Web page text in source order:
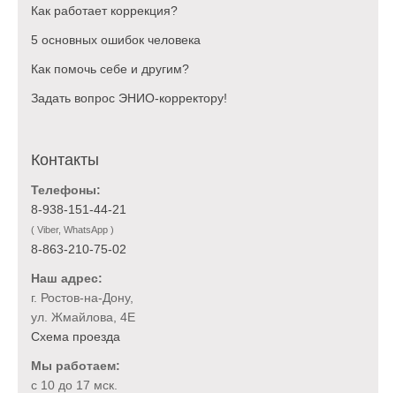
Как работает коррекция?
5 основных ошибок человека
Как помочь себе и другим?
Задать вопрос ЭНИО-корректору!
Контакты
Телефоны:
8-938-151-44-21
( Viber, WhatsApp )
8-863-210-75-02
Наш адрес:
г. Ростов-на-Дону,
ул. Жмайлова, 4Е
Схема проезда
Мы работаем:
с 10 до 17 мск.